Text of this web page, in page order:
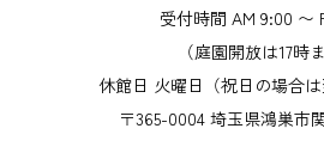
受付時間 AM 9:00 〜
（庭園開放は17時
休館日 火曜日（祝日の場合
〒365-0004 埼玉県鴻巣市